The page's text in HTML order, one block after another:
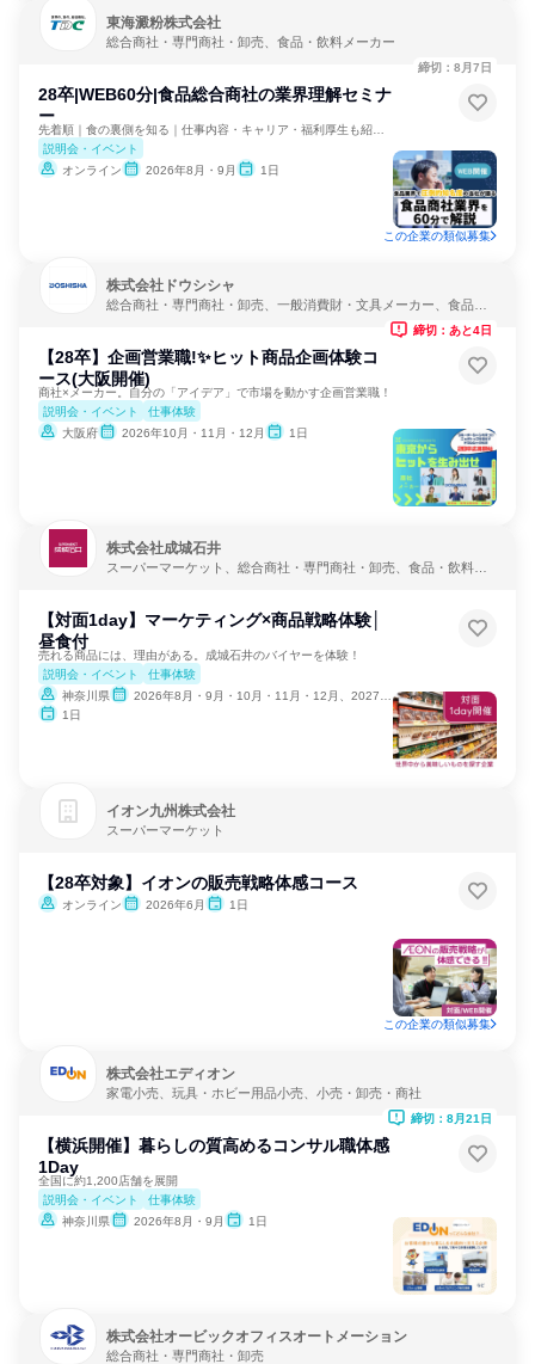
東海澱粉株式会社
総合商社・専門商社・卸売、食品・飲料メーカー
28卒|WEB60分|食品総合商社の業界理解セミナ
ー
説明会・イベント
オンライン
2026年8月・9月 1日
締切：8月7日
この企業の類似募集
株式会社ドウシシャ
総合商社・専門商社・卸売、一般消費財・文具メーカー、食品・
【28卒】企画営業職!✨ヒット商品企画体験コ
ース(大阪開催)
商社×メーカー。自分の「アイデア」で市場を動かす企画営業職！
説明会・イベント
仕事体験
大阪府
2026年10月・11月・12月 1日
締切：あと4日
株式会社成城石井
スーパーマーケット、総合商社・専門商社・卸売、食品・飲料メ
【対面1day】マーケティング×商品戦略体験│
昼食付
売れる商品には、理由がある。成城石井のバイヤーを体験！
説明会・イベント
仕事体験
神奈川県
2026年8月・9月・10月・11月・12月、2027年1月・2月
1日
イオン九州株式会社
スーパーマーケット
【28卒対象】イオンの販売戦略体感コース
オンライン 2026年6月 1日
この企業の類似募集
株式会社エディオン
家電小売、玩具・ホビー用品小売、小売・卸売・商社
【横浜開催】暮らしの質高めるコンサル職体感
1Day
全国に約1,200店舗を展開
説明会・イベント
仕事体験
神奈川県
2026年8月・9月 1日
締切：8月21日
株式会社オービックオフィスオートメーション
総合商社・専門商社・卸売